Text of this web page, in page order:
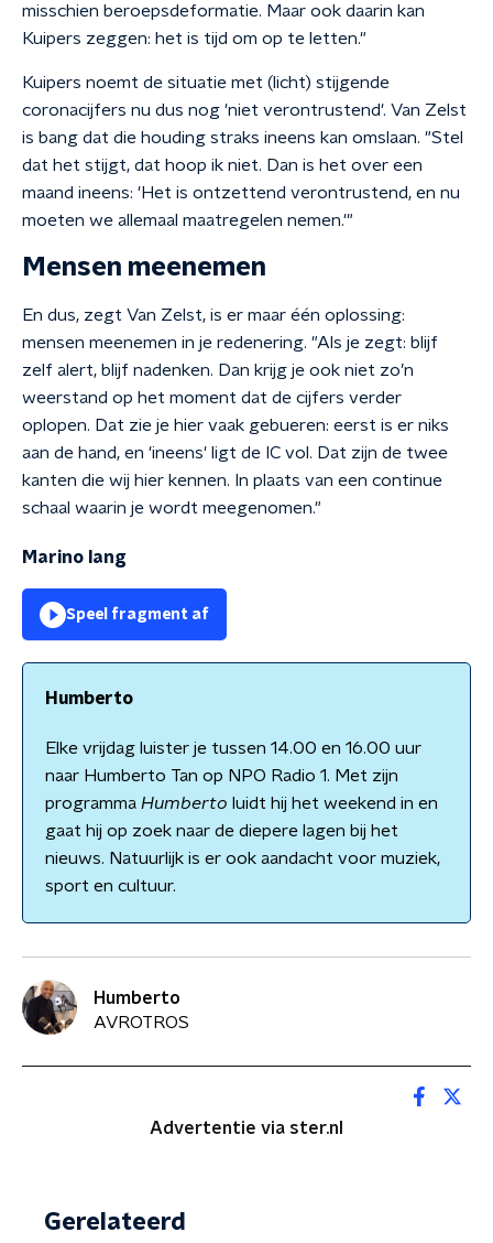
misschien beroepsdeformatie. Maar ook daarin kan
Kuipers zeggen: het is tijd om op te letten."
Kuipers noemt de situatie met (licht) stijgende
coronacijfers nu dus nog 'niet verontrustend'. Van Zelst
is bang dat die houding straks ineens kan omslaan. "Stel
dat het stijgt, dat hoop ik niet. Dan is het over een
maand ineens: 'Het is ontzettend verontrustend, en nu
moeten we allemaal maatregelen nemen.'"
Mensen meenemen
En dus, zegt Van Zelst, is er maar één oplossing:
mensen meenemen in je redenering. "Als je zegt: blijf
zelf alert, blijf nadenken. Dan krijg je ook niet zo’n
weerstand op het moment dat de cijfers verder
oplopen. Dat zie je hier vaak gebueren: eerst is er niks
aan de hand, en 'ineens' ligt de IC vol. Dat zijn de twee
kanten die wij hier kennen. In plaats van een continue
schaal waarin je wordt meegenomen."
Marino lang
Speel fragment af
Humberto
Elke vrijdag luister je tussen 14.00 en 16.00 uur
naar Humberto Tan op NPO Radio 1. Met zijn
programma Humberto luidt hij het weekend in en
gaat hij op zoek naar de diepere lagen bij het
nieuws. Natuurlijk is er ook aandacht voor muziek,
sport en cultuur.
Humberto
AVROTROS
Advertentie via ster.nl
Gerelateerd